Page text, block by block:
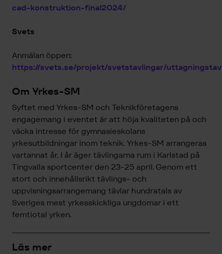
cad-konstruktion-final2024/
Svets
Anmälan öppen:
https://svets.se/projekt/svetstavlingar/
Om Yrkes-SM
Syftet med Yrkes-SM och Teknikföretagens
engagemang i eventet är att höja kvaliteten på och
väcka intresse för gymnasieskolans
yrkesutbildningar inom teknik. Yrkes-SM arrangeras
vartannat år. I år äger tävlingarna rum i Karlstad på
Tingvalla sportcenter den 23-25 april. Genom ett
stort och innehållsrikt tävlings- och
uppvisningsarrangemang tävlar hundratals av
Sveriges mest yrkesskickliga ungdomar i ett
femtiotal yrken.
Läs mer